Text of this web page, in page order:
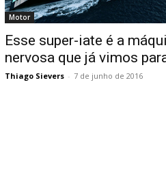
Motor
Esse super-iate é a
nervosa que já vimos
Thiago Sievers - 7 de junho de 2016